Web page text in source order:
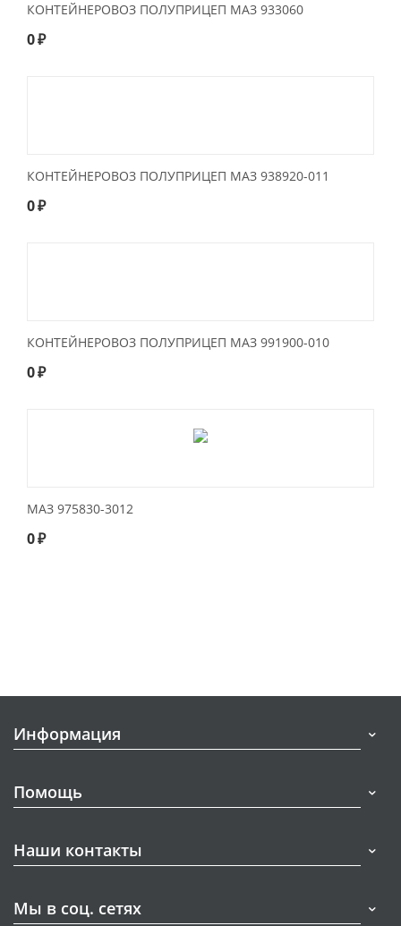
КОНТЕЙНЕРОВОЗ ПОЛУПРИЦЕП МАЗ 933060
0₽
КОНТЕЙНЕРОВОЗ ПОЛУПРИЦЕП МАЗ 938920-011
0₽
КОНТЕЙНЕРОВОЗ ПОЛУПРИЦЕП МАЗ 991900-010
0₽
МАЗ 975830-3012
0₽
Информация
Помощь
Наши контакты
Мы в соц. сетях